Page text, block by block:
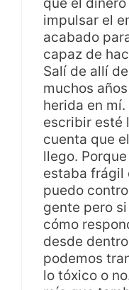
impulsar el
acabado
capaz de
Salí de allí
muchos
herida en
escribir esté
cuenta que
llego.
estaba frágil
puedo
gente pero
cómo
desde
podemos
lo tóxico o